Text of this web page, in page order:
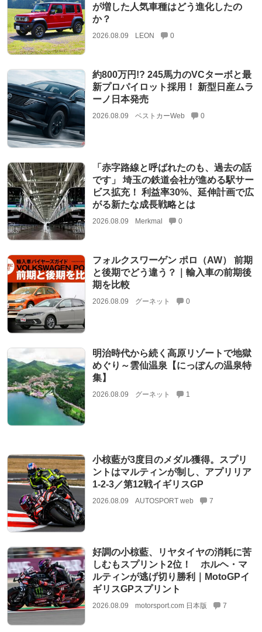
が増した人気車種はどう進化したの
か？
2026.08.09 LEON 0
約800万円!? 245馬力のVCターボと最
新プロパイロット採用！ 新型日産ムラ
ーノ日本発売
2026.08.09 ベストカーWeb 0
「赤字路線と呼ばれたのも、過去の話
です」 埼玉の鉄道会社が進める駅サー
ビス拡充！ 利益率30%、延伸計画で広
がる新たな成長戦略とは
2026.08.09 Merkmal 0
フォルクスワーゲン ポロ（AW） 前期
と後期でどう違う？｜輸入車の前期後
期を比較
2026.08.09 グーネット 0
明治時代から続く高原リゾートで地獄
めぐり～雲仙温泉【にっぽんの温泉特
集】
2026.08.09 グーネット 1
小椋藍が3度目のメダル獲得。スプリ
ントはマルティンが制し、アプリリア
1-2-3／第12戦イギリスGP
2026.08.09 AUTOSPORT web 7
好調の小椋藍、リヤタイヤの消耗に苦
しむもスプリント2位！ ホルヘ・マ
ルティンが逃げ切り勝利｜MotoGPイ
ギリスGPスプリント
2026.08.09 motorsport.com 日本版 7